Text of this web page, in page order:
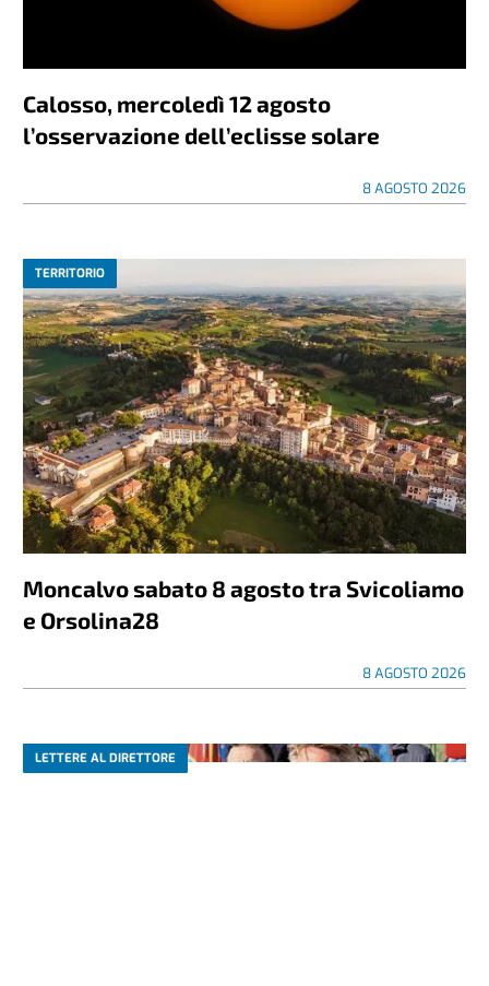
Calosso, mercoledì 12 agosto
l’osservazione dell’eclisse solare
8 AGOSTO 2026
TERRITORIO
Moncalvo sabato 8 agosto tra Svicoliamo
e Orsolina28
8 AGOSTO 2026
LETTERE AL DIRETTORE